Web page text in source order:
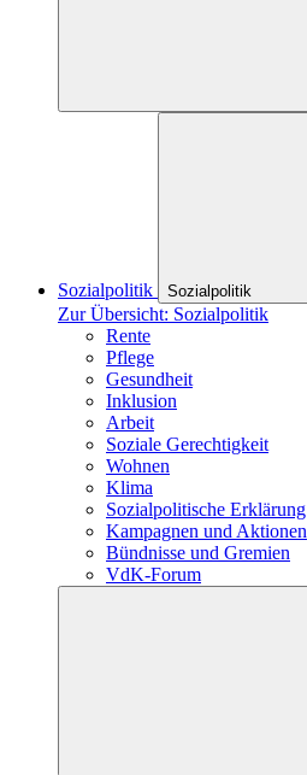
Sozialpolitik Sozialpolitik
Zur Übersicht: Sozialpolitik
Rente
Pflege
Gesundheit
Inklusion
Arbeit
Soziale Gerechtigkeit
Wohnen
Klima
Sozialpolitische Erklärung
Kampagnen und Aktionen
Bündnisse und Gremien
VdK-Forum